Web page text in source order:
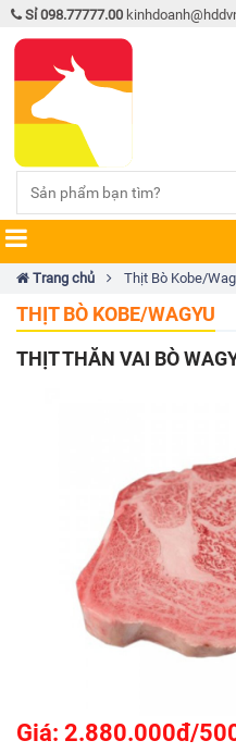
Sỉ 098.77777.00
Trang chủ Thịt Bò Kobe/
THỊT BÒ KOBE/WAGYU
THỊT THĂN VAI BÒ
Giá: 2.880.000đ/